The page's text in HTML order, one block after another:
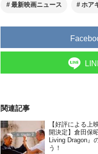
最新映画ニュース ホア
関連記事
【好評による上
開決定】倉田保
Living Dragon』
う！